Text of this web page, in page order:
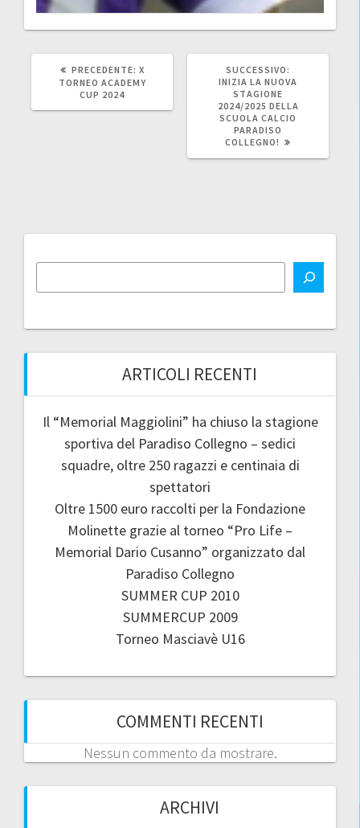
PRECEDENTE: ARTICOLO
PRECEDENTE:
X
TORNEO ACADEMY
CUP 2024
SUCCESSIVO:
SUCCESSIVO:
INIZIA LA NUOVA
STAGIONE
2024/2025 DELLA
SCUOLA CALCIO
PARADISO
COLLEGNO!
ARTICOLI RECENTI
Il “Memorial Maggiolini” ha chiuso la stagione
sportiva del Paradiso Collegno – sedici
squadre, oltre 250 ragazzi e centinaia di
spettatori
Oltre 1500 euro raccolti per la Fondazione
Molinette grazie al torneo “Pro Life –
Memorial Dario Cusanno” organizzato dal
Paradiso Collegno
SUMMER CUP 2010
SUMMERCUP 2009
Torneo Masciavè U16
COMMENTI RECENTI
Nessun commento da mostrare.
ARCHIVI